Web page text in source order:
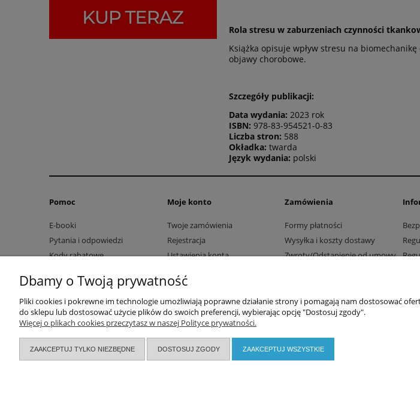
Rola stresu w zaburzeniach czynności
Książka opisuje wpływ stresu na
objawy chorobowe.
Szczegóły publikacji:
Data wydania: 2023 rok
ISBN: 978-83-954521-0-83
Liczba stron: 588
Okładka: twarda
Język wydania: polski
Pomoc
E-booki
Pytania i odpowiedzi
Kody rabatowe
Moje konto
Twoje zamówienia
Rejestracja
Ustawienia konta
Zamówienia
Formy płatności
Wysyłka i koszty dostawy
Zwroty/Odstąpienie od umowy
Dbamy o Twoją prywatność
Pliki cookies i pokrewne im technologie umożliwiają poprawne działanie strony i pomagają nam dostosować
do sklepu lub dostosować użycie plików do swoich preferencji, wybierając opcję "Dostosuj zgody".
Więcej o plikach cookies przeczytasz w naszej Polityce prywatności.
ZAAKCEPTUJ TYLKO NIEZBĘDNE DOSTOSUJ ZGODY ZAAKCEPTUJ WSZYSTKIE